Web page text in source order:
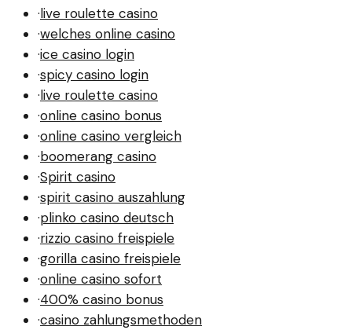
·live roulette casino
·welches online casino
·ice casino login
·spicy casino login
·live roulette casino
·online casino bonus
·online casino vergleich
·boomerang casino
·Spirit casino
·spirit casino auszahlung
·plinko casino deutsch
·rizzio casino freispiele
·gorilla casino freispiele
·online casino sofort
·400% casino bonus
·casino zahlungsmethoden